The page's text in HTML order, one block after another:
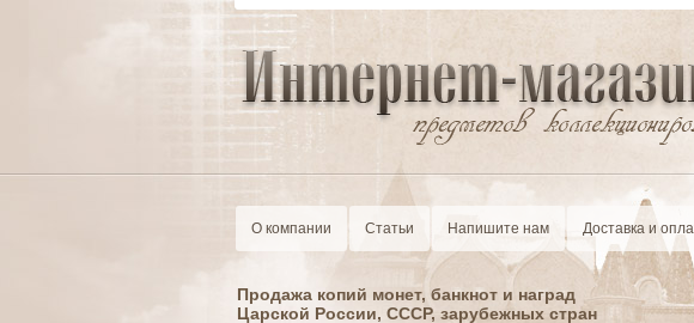
О компании Статьи Напишите нам Доставка и
Продажа копий монет, банкнот и наград
Царской России, CCCР, зарубежных стран